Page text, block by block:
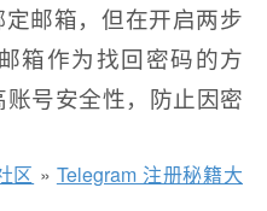
邮箱，但在开启两步
箱作为找回密码的方
号安全性，防止因密
区 » Telegram 注册秘籍大